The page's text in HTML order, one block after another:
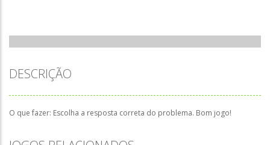
DESCRIÇÃO
O que fazer: Escolha a resposta correta do problema. Bom jogo!